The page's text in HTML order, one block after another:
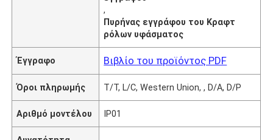
,
Πυρήνας εγγράφου του Κραφτ
ρόλων υφάσματος
Έγγραφο Βιβλίο του προϊόντος PDF
Όροι πληρωμής T/T, L/C, Western Union, , D/A, D/P
Αριθμό μοντέλου IP01